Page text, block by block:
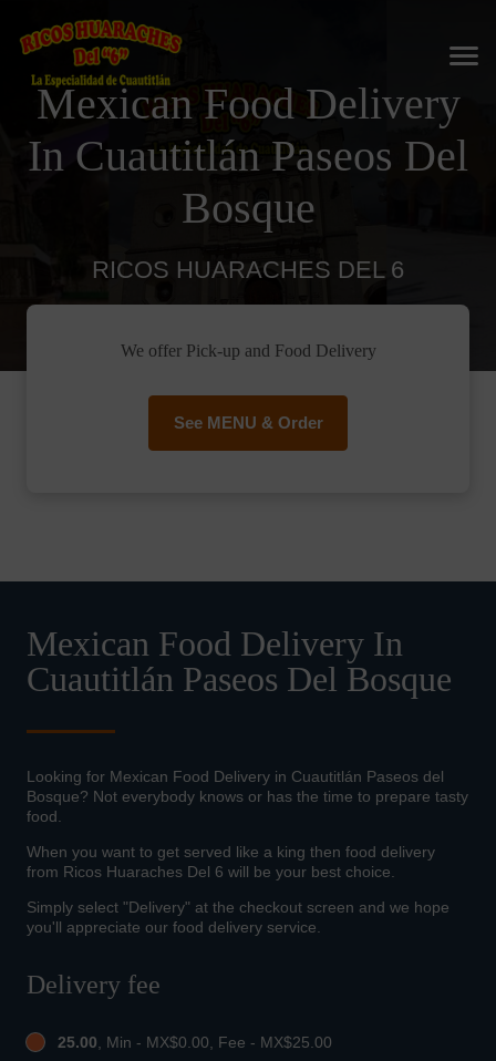
Mexican Food Delivery
In Cuautitlán Paseos Del
Bosque
RICOS HUARACHES DEL 6
We offer Pick-up and Food Delivery
See MENU & Order
Mexican Food Delivery In
Cuautitlán Paseos Del Bosque
Looking for Mexican Food Delivery in Cuautitlán Paseos del
Bosque? Not everybody knows or has the time to prepare tasty
food.
When you want to get served like a king then food delivery
from Ricos Huaraches Del 6 will be your best choice.
Simply select "Delivery" at the checkout screen and we hope
you'll appreciate our food delivery service.
Delivery fee
25.00, Min - MX$0.00, Fee - MX$25.00